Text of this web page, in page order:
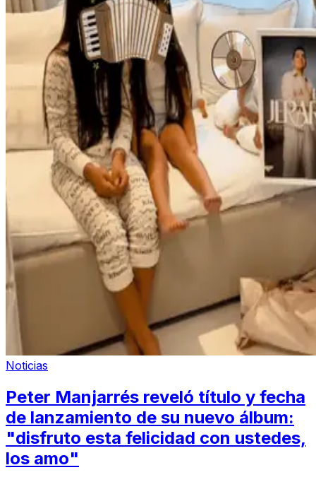
Noticias
Peter Manjarrés reveló título y fecha
de lanzamiento de su nuevo álbum:
"disfruto esta felicidad con ustedes,
los amo"